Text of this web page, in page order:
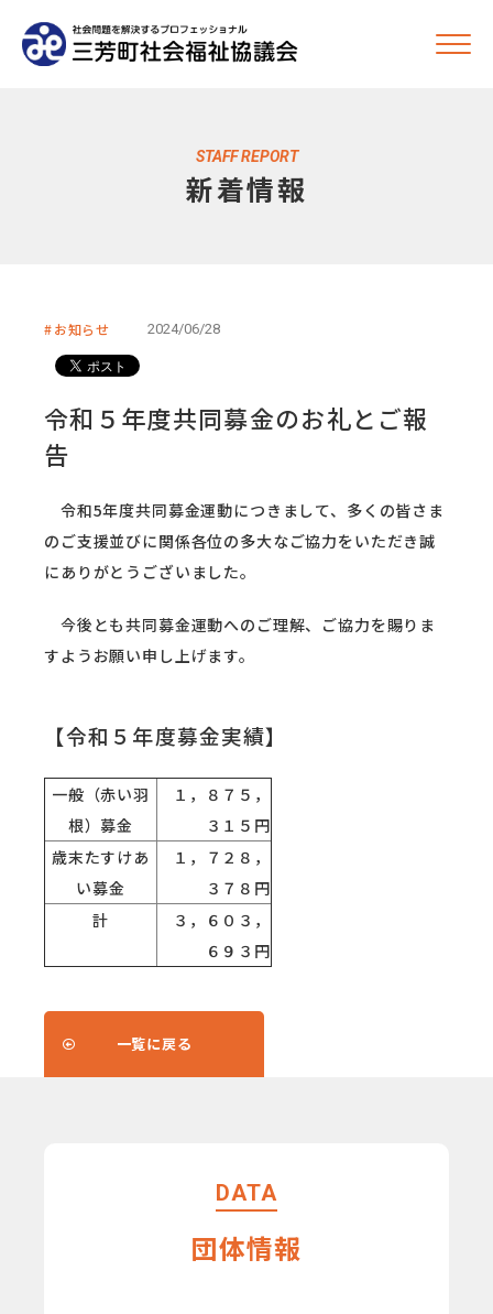
STAFF REPORT
新着情報
お知らせ 2024/06/28
令和５年度共同募金のお礼とご報
告
令和5年度共同募金運動につきまして、多くの皆さま
のご支援並びに関係各位の多大なご協力をいただき誠
にありがとうございました。
今後とも共同募金運動へのご理解、ご協力を賜りま
すようお願い申し上げます。
【令和５年度募金実績】
一般（赤い羽
根）募金
１，８７５，
３１５円
歳末たすけあ
い募金
１，７２８，
３７８円
計
３，６０３，
６９３円
一覧に戻る
DATA
団体情報